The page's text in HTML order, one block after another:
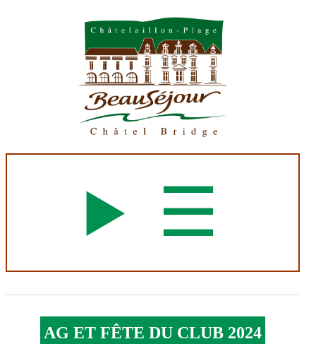
☰
AG ET FÊTE DU CLUB 2024